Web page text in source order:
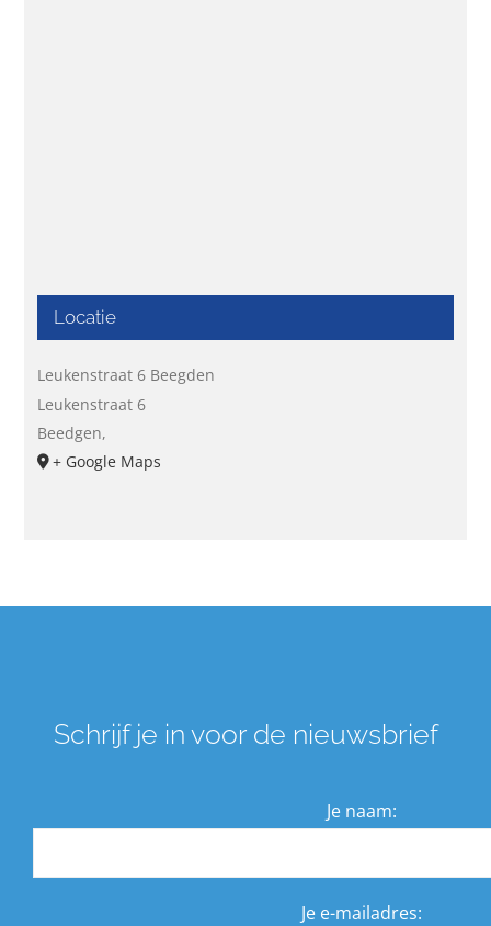
Locatie
Leukenstraat 6 Beegden
Leukenstraat 6
Beedgen,
+ Google Maps
Schrijf je in voor de nieuwsbrief
Je naam:
Je e-mailadres: